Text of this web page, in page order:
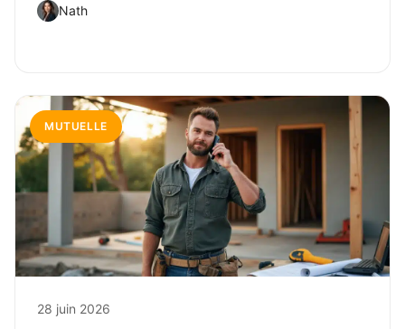
Nath
MUTUELLE
28 juin 2026